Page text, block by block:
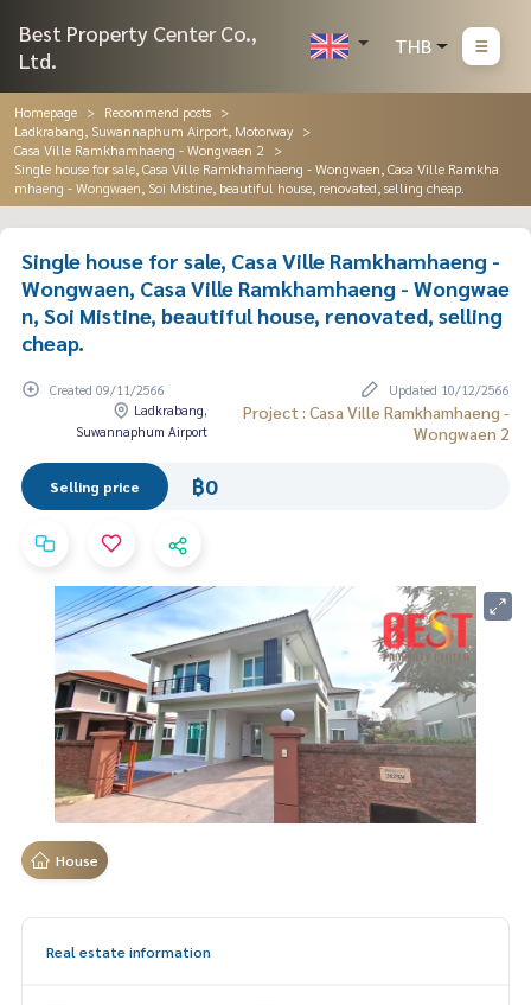
Best Property Center Co.,
Ltd.
THB
Homepage
Recommend posts
Ladkrabang, Suwannaphum Airport, Motorway
Casa Ville Ramkhamhaeng - Wongwaen 2
Single house for sale, Casa Ville Ramkhamhaeng - Wongwaen, Casa Ville Ramkha
mhaeng - Wongwaen, Soi Mistine, beautiful house, renovated, selling cheap.
Single house for sale, Casa Ville Ramkhamhaeng -
Wongwaen, Casa Ville Ramkhamhaeng - Wongwae
n, Soi Mistine, beautiful house, renovated, selling
cheap.
Created 09/11/2566
Updated 10/12/2566
Ladkrabang,
Suwannaphum Airport
Project : Casa Ville Ramkhamhaeng -
Wongwaen 2
Selling price ฿0
House
Real estate information